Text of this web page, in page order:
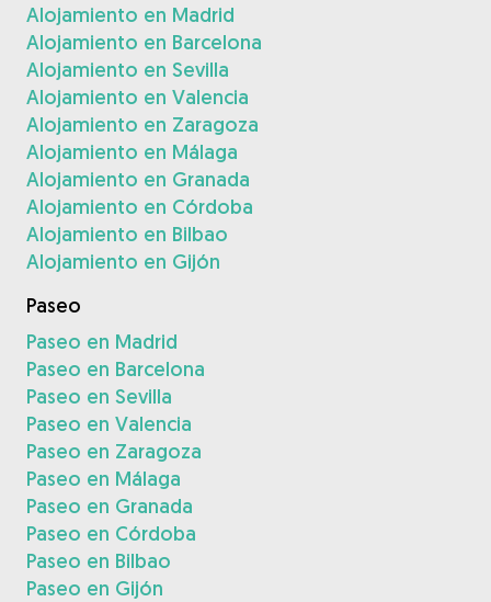
Alojamiento en Madrid
Alojamiento en Barcelona
Alojamiento en Sevilla
Alojamiento en Valencia
Alojamiento en Zaragoza
Alojamiento en Málaga
Alojamiento en Granada
Alojamiento en Córdoba
Alojamiento en Bilbao
Alojamiento en Gijón
Paseo
Paseo en Madrid
Paseo en Barcelona
Paseo en Sevilla
Paseo en Valencia
Paseo en Zaragoza
Paseo en Málaga
Paseo en Granada
Paseo en Córdoba
Paseo en Bilbao
Paseo en Gijón